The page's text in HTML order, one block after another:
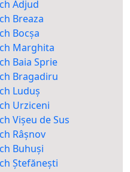
Adjud
Breaza
Bocșa
Marghita
Baia Sprie
Bragadiru
Luduș
Urziceni
Vișeu de Sus
Râșnov
Buhuși
Ștefănești